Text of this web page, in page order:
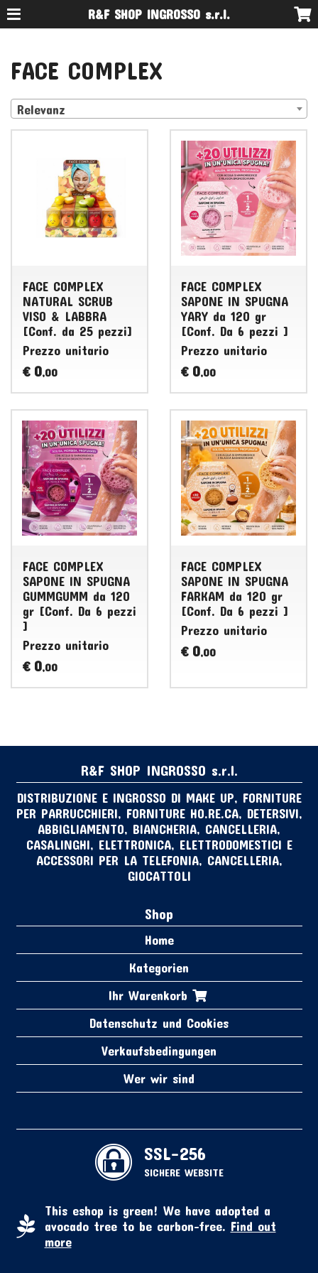
R&F SHOP INGROSSO s.r.l.
FACE COMPLEX
Relevanz
FACE COMPLEX
NATURAL SCRUB
VISO & LABBRA
[Conf. da 25 pezzi]
Prezzo unitario
€ 0,00
FACE COMPLEX
SAPONE IN SPUGNA
YARY da 120 gr
[Conf. Da 6 pezzi ]
Prezzo unitario
€ 0,00
FACE COMPLEX
SAPONE IN SPUGNA
GUMMGUMM da 120
gr [Conf. Da 6 pezzi
]
Prezzo unitario
€ 0,00
FACE COMPLEX
SAPONE IN SPUGNA
FARKAM da 120 gr
[Conf. Da 6 pezzi ]
Prezzo unitario
€ 0,00
R&F SHOP INGROSSO s.r.l.
DISTRIBUZIONE E INGROSSO DI MAKE UP, FORNITURE
PER PARRUCCHIERI, FORNITURE HO.RE.CA, DETERSIVI,
ABBIGLIAMENTO, BIANCHERIA, CANCELLERIA,
CASALINGHI, ELETTRONICA, ELETTRODOMESTICI E
ACCESSORI PER LA TELEFONIA, CANCELLERIA,
GIOCATTOLI
Shop
Home
Kategorien
Ihr Warenkorb
Datenschutz und Cookies
Verkaufsbedingungen
Wer wir sind
SSL-256
SICHERE WEBSITE
This eshop is green! We have adopted a
avocado tree to be carbon-free. Find out
more